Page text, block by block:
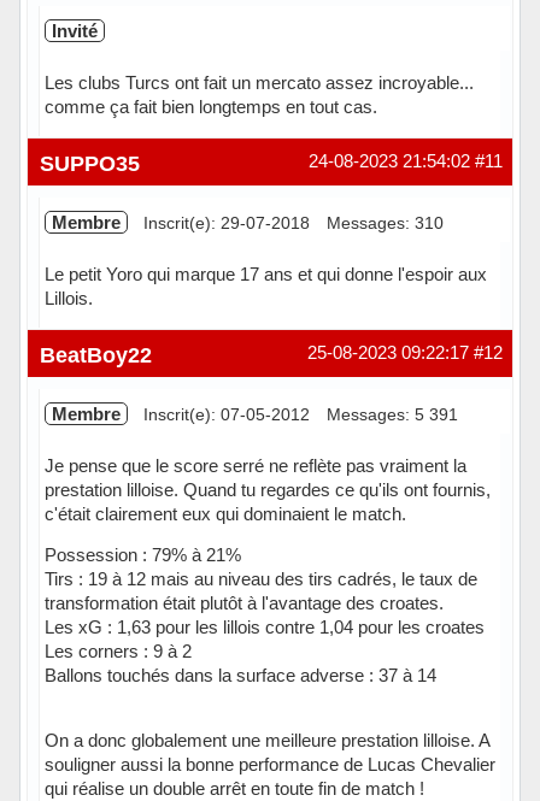
Invité
Les clubs Turcs ont fait un mercato assez incroyable...
comme ça fait bien longtemps en tout cas.
#11
24-08-2023 21:54:02
SUPPO35
Membre Inscrit(e): 29-07-2018 Messages: 310
Le petit Yoro qui marque 17 ans et qui donne l'espoir aux
Lillois.
Hors ligne #12
25-08-2023 09:22:17
BeatBoy22
Membre Inscrit(e): 07-05-2012 Messages: 5 391
Je pense que le score serré ne reflète pas vraiment la
prestation lilloise. Quand tu regardes ce qu'ils ont fournis,
c'était clairement eux qui dominaient le match.
Possession : 79% à 21%
Tirs : 19 à 12 mais au niveau des tirs cadrés, le taux de
transformation était plutôt à l'avantage des croates.
Les xG : 1,63 pour les lillois contre 1,04 pour les croates
Les corners : 9 à 2
Ballons touchés dans la surface adverse : 37 à 14
On a donc globalement une meilleure prestation lilloise. A
souligner aussi la bonne performance de Lucas Chevalier
qui réalise un double arrêt en toute fin de match !